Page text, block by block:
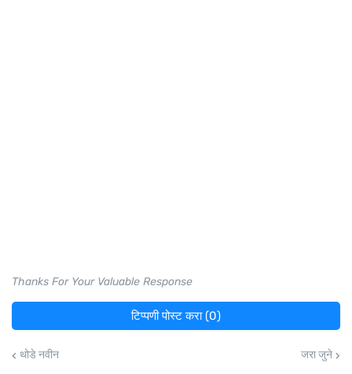
Thanks For Your Valuable Response
टिप्पणी पोस्ट करा (0)
थोडे नवीन जरा जुने